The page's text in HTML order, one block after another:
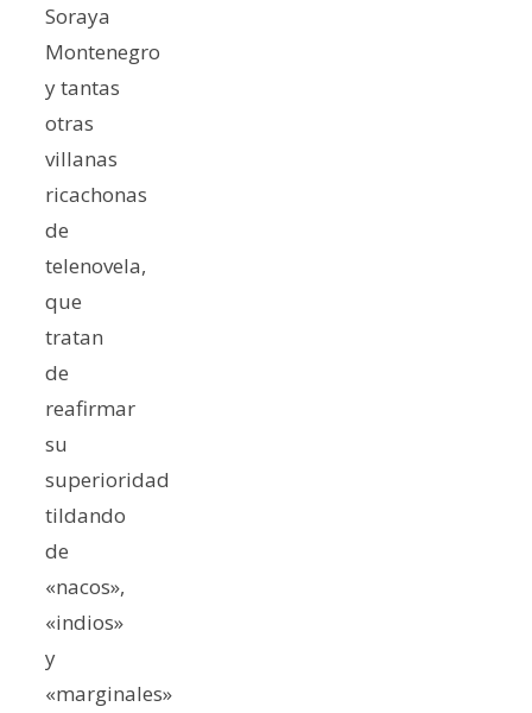
Soraya
Montenegro
y tantas
otras
villanas
ricachonas
de
telenovela,
que
tratan
de
reafirmar
su
superioridad
tildando
de
«nacos»,
«indios»
y
«marginales»